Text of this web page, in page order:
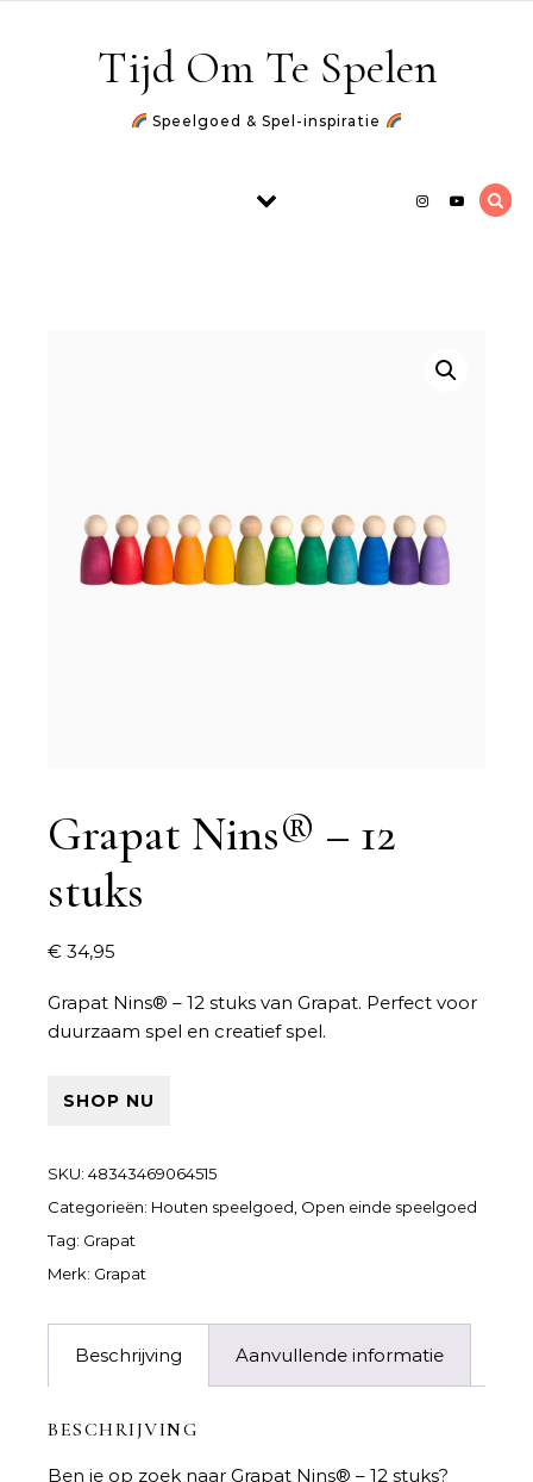
Tijd Om Te Spelen
Speelgoed & Spel-inspiratie
Grapat Nins® – 12
stuks
€ 34,95
Grapat Nins® – 12 stuks van Grapat. Perfect voor
duurzaam spel en creatief spel.
SHOP NU
SKU: 48343469064515
Categorieën: Houten speelgoed Open einde speelgoed
Tag: Grapat
Merk: Grapat
Beschrijving Aanvullende informatie
BESCHRIJVING
Ben je op zoek naar Grapat Nins® – 12 stuks?